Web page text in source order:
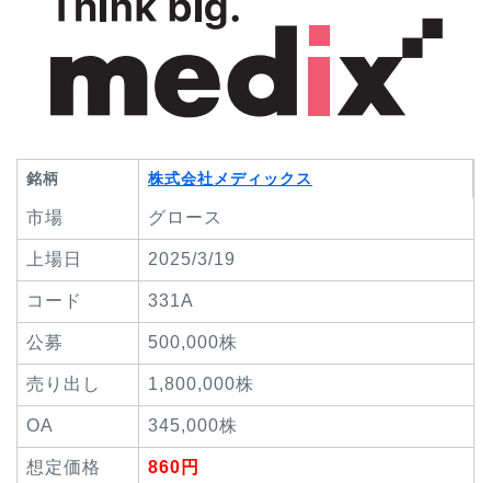
銘柄 株式会社メディックス
市場 グロース
上場日 2025/3/19
コード 331A
公募 500,000株
売り出し 1,800,000株
OA 345,000株
想定価格 860円